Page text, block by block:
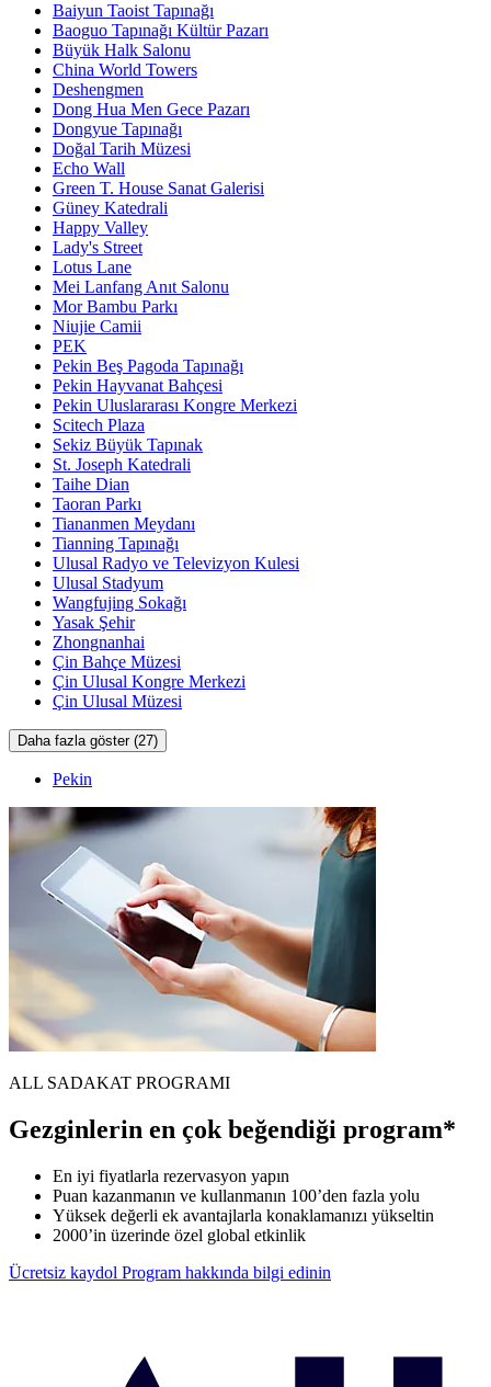
Baiyun Taoist Tapınağı
Baoguo Tapınağı Kültür Pazarı
Büyük Halk Salonu
China World Towers
Deshengmen
Dong Hua Men Gece Pazarı
Dongyue Tapınağı
Doğal Tarih Müzesi
Echo Wall
Green T. House Sanat Galerisi
Güney Katedrali
Happy Valley
Lady's Street
Lotus Lane
Mei Lanfang Anıt Salonu
Mor Bambu Parkı
Niujie Camii
PEK
Pekin Beş Pagoda Tapınağı
Pekin Hayvanat Bahçesi
Pekin Uluslararası Kongre Merkezi
Scitech Plaza
Sekiz Büyük Tapınak
St. Joseph Katedrali
Taihe Dian
Taoran Parkı
Tiananmen Meydanı
Tianning Tapınağı
Ulusal Radyo ve Televizyon Kulesi
Ulusal Stadyum
Wangfujing Sokağı
Yasak Şehir
Zhongnanhai
Çin Bahçe Müzesi
Çin Ulusal Kongre Merkezi
Çin Ulusal Müzesi
Daha fazla göster (27)
Pekin
ALL SADAKAT PROGRAMI
Gezginlerin en çok beğendiği program*
En iyi fiyatlarla rezervasyon yapın
Puan kazanmanın ve kullanmanın 100’den fazla yolu
Yüksek değerli ek avantajlarla konaklamanızı yükseltin
2000’in üzerinde özel global etkinlik
Ücretsiz kaydol Program hakkında bilgi edinin